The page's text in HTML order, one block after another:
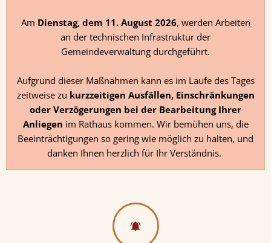
Am Dienstag, dem 11. August 2026, werden Arbeiten
an der technischen Infrastruktur der
Gemeindeverwaltung durchgeführt.
Aufgrund dieser Maßnahmen kann es im Laufe des Tages
zeitweise zu kurzzeitigen Ausfällen, Einschränkungen
oder Verzögerungen bei der Bearbeitung Ihrer
Anliegen im Rathaus kommen. Wir bemühen uns, die
Beeinträchtigungen so gering wie möglich zu halten, und
danken Ihnen herzlich für Ihr Verständnis.